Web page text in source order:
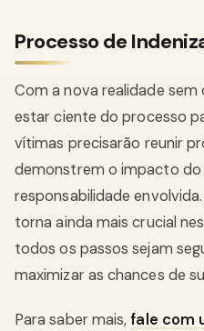
Processo de
Com a nova realidade sem
estar ciente do processo
vítimas precisarão reunir
demonstrem o impacto do
responsabilidade
torna ainda mais crucial
todos os passos sejam
maximizar as chances de
Para saber mais,fale com